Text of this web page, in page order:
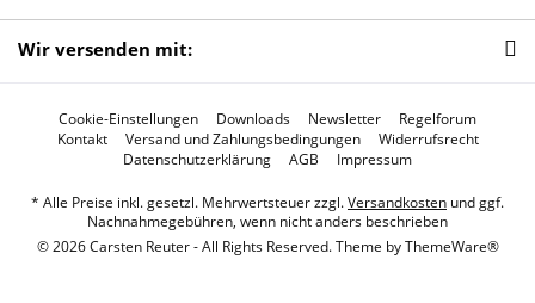
Wir versenden mit:
Cookie-Einstellungen Downloads Newsletter
Regelforum
Kontakt
Versand und Zahlungsbedingungen
Widerrufsrecht
Datenschutzerklärung
AGB Impressum
* Alle Preise inkl. gesetzl. Mehrwertsteuer zzgl.Versandkosten und ggf.
Nachnahmegebühren, wenn nicht anders beschrieben
© 2026 Carsten Reuter - All Rights Reserved. Theme byThemeWare®